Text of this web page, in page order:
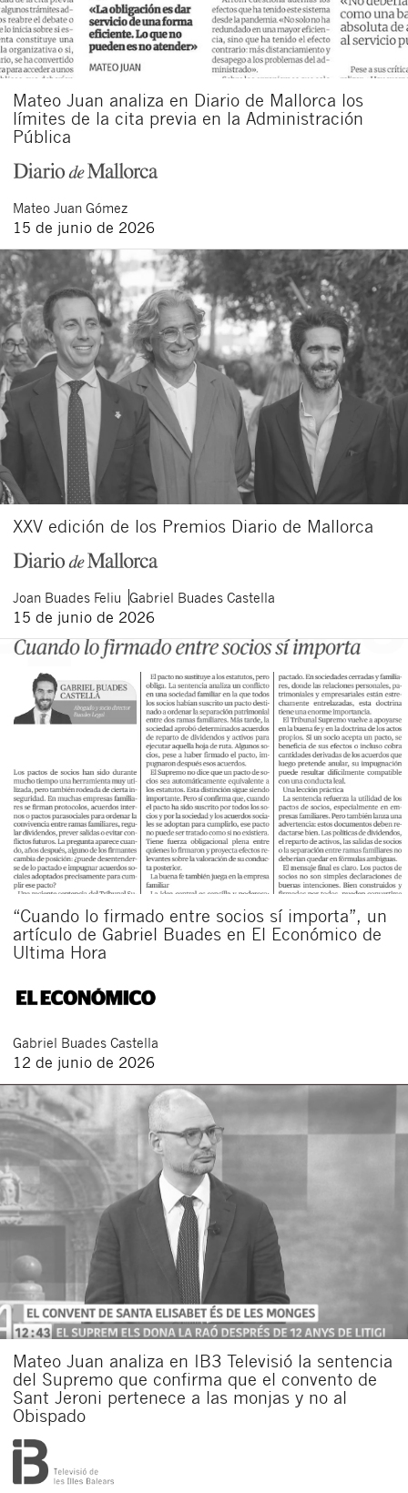
Mateo Juan analiza en Diario de Mallorca los
límites de la cita previa en la Administración
Pública
Mateo Juan Gómez
15 de junio de 2026
XXV edición de los Premios Diario de Mallorca
Joan Buades Feliu Gabriel Buades Castella
15 de junio de 2026
“Cuando lo firmado entre socios sí importa”, un
artículo de Gabriel Buades en El Económico de
Ultima Hora
Gabriel Buades Castella
12 de junio de 2026
Mateo Juan analiza en IB3 Televisió la sentencia
del Supremo que confirma que el convento de
Sant Jeroni pertenece a las monjas y no al
Obispado